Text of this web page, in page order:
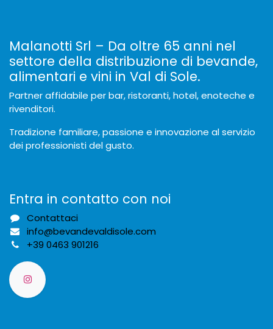
Malanotti Srl – Da oltre 65 anni nel
settore della distribuzione di bevande,
alimentari e vini in Val di Sole.
Partner affidabile per bar, ristoranti, hotel, enoteche e
rivenditori.
Tradizione familiare, passione e innovazione al servizio
dei professionisti del gusto.
Entra in contatto con noi
Contattaci
info@bevandevaldisole.com
+39 0463 901216